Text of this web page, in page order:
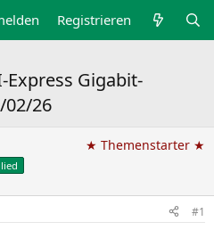
Registrieren
Express Gigabit-
02/26
★ Themenstarter ★
#1